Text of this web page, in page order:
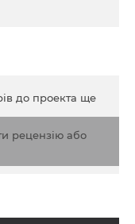
до проекта ще
рецензію або